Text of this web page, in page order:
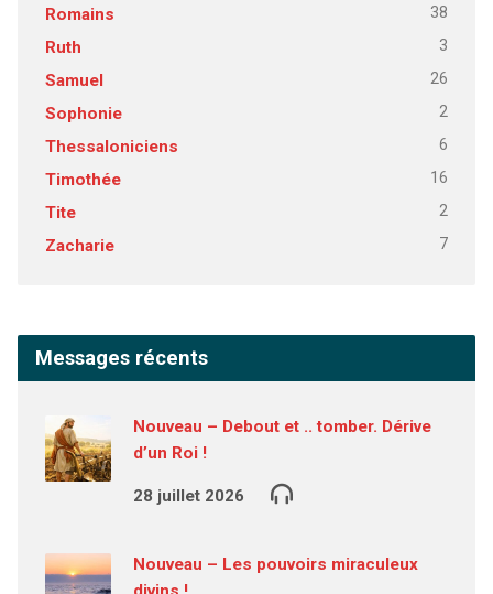
Romains 38
Ruth 3
Samuel 26
Sophonie 2
Thessaloniciens 6
Timothée 16
Tite 2
Zacharie 7
Messages récents
Nouveau – Debout et .. tomber. Dérive
d’un Roi !
28 juillet 2026
Nouveau – Les pouvoirs miraculeux